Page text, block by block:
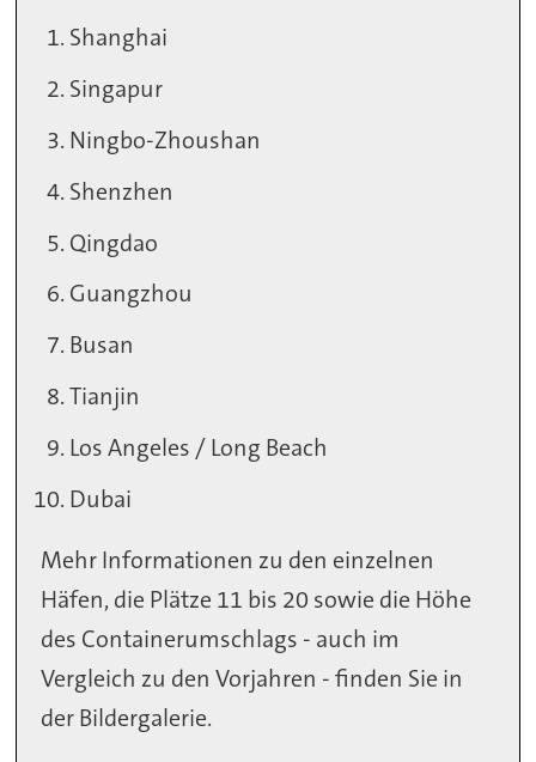
Shanghai
Singapur
Ningbo-Zhoushan
Shenzhen
Qingdao
Guangzhou
Busan
Tianjin
Los Angeles / Long Beach
Dubai
Mehr Informationen zu den einzelnen
Häfen, die Plätze 11 bis 20 sowie die Höhe
des Containerumschlags - auch im
Vergleich zu den Vorjahren - finden Sie in
der Bildergalerie.